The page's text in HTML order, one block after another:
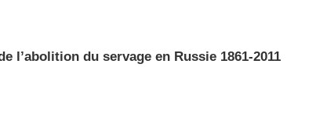
l’abolition du servage en Russie 1861-2011